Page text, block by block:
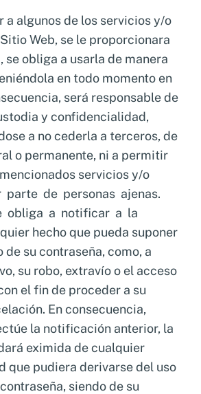
a algunos de los servicios y/o
Web, se le proporcionara
se obliga a usarla de manera
en todo momento en
será responsable de
y confidencialidad,
a no cederla a terceros, de
o permanente, ni a permitir
servicios y/o
parte de personas ajenas.
obliga a notificar a la
hecho que pueda suponer
de su contraseña, como, a
su robo, extravío o el acceso
el fin de proceder a su
En consecuencia,
la notificación anterior, la
eximida de cualquier
que pudiera derivarse del uso
siendo de su